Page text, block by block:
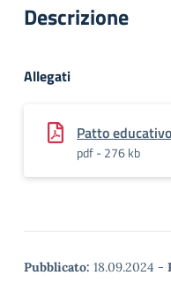
Descrizione
Allegati
Patto
pdf - 276 kb
Pubblicato: 18.09.2024 -